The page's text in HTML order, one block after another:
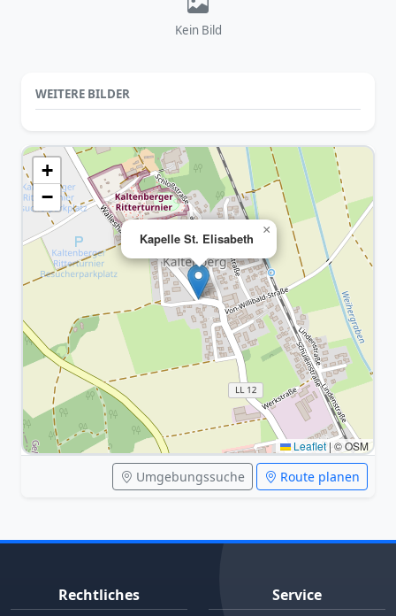
Kein Bild
WEITERE BILDER
Kapelle St. Elisabeth
×
+
−
Leaflet |© OSM
Umgebungssuche Route planen
Rechtliches Service